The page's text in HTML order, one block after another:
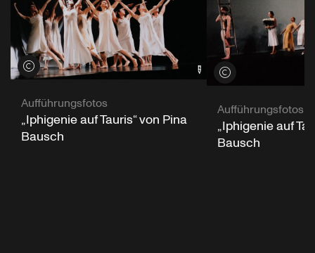
Credits öffnen
Aufführungsfotos
„Iphigenie auf Tauris“ von Pina
Bausch
Credits öffnen
Aufführungsfotos
„Iphigenie auf
Bausch